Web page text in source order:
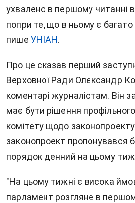
ухвалено в першому читанні
попри те, що в ньому є багато
пише УНІАН.
Про це сказав перший
Верховної Ради Олександр
коментарі журналістам. Він
має бути рішення
комітету щодо
законопроект пропонувався
порядок денний на цьому
"На цьому тижні є висока
парламент розгляне в